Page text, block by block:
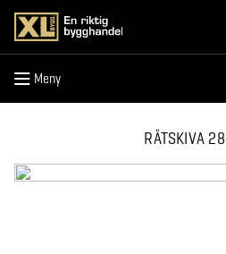
Meny
Meny
RÄTSKIVA